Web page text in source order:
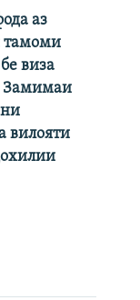
аз
тамоми
виза
Замимаи
вилояти